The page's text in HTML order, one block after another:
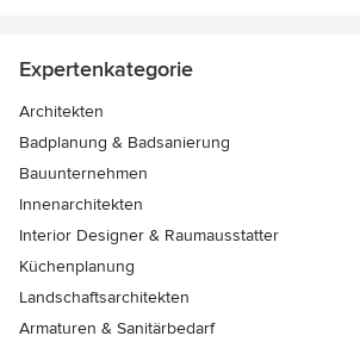
Expertenkategorie
Architekten
Badplanung & Badsanierung
Bauunternehmen
Innenarchitekten
Interior Designer & Raumausstatter
Küchenplanung
Landschaftsarchitekten
Armaturen & Sanitärbedarf